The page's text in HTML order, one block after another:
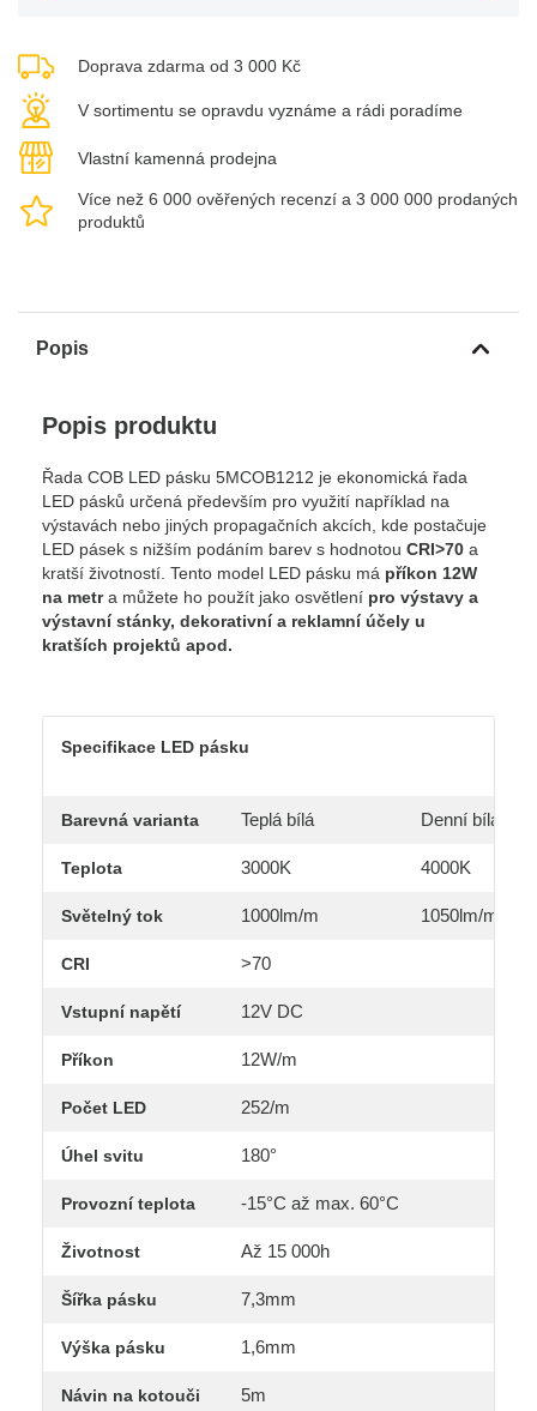
Doprava zdarma od 3 000 Kč
V sortimentu se opravdu vyznáme a rádi poradíme
Vlastní kamenná prodejna
Více než 6 000 ověřených recenzí a 3 000 000 prodaných
produktů
Popis
Popis produktu
Řada COB LED pásku 5MCOB1212 je ekonomická řada
LED pásků určená především pro využití například na
výstavách nebo jiných propagačních akcích, kde postačuje
LED pásek s nižším podáním barev s hodnotou CRI>70 a
kratší životností. Tento model LED pásku má příkon 12W
na metra můžete ho použít jako osvětlení pro výstavy a
výstavní stánky, dekorativní a reklamní účely u
kratších projektů apod.
Specifikace LED pásku
Barevná varianta Teplá bílá Denní bílá
Teplota 3000K 4000K
Světelný tok 1000lm/m 1050lm/m
CRI >70
Vstupní napětí 12V DC
Příkon 12W/m
Počet LED 252/m
Úhel svitu 180°
Provozní teplota -15°C až max. 60°C
Životnost Až 15 000h
Šířka pásku 7,3mm
Výška pásku 1,6mm
Návin na kotouči 5m